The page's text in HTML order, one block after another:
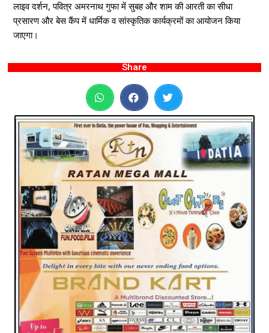
लाइव दर्शन, पवित्र अमरनाथ गुफा में सुबह और शाम की आरती का सीधा
प्रसारण और बेस कैंप में धार्मिक व सांस्कृतिक कार्यक्रमों का आयोजन किया
जाएगा।
Share